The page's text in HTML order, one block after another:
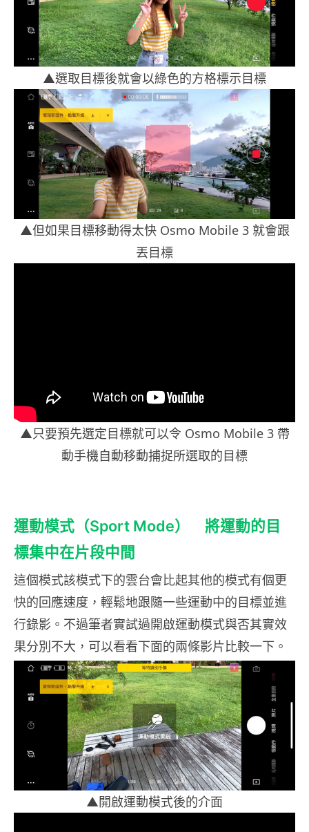
▲選取目標後就會以綠色的方格標示目標
▲但如果目標移動得太快 Osmo Mobile 3 就會跟
丟目標
▲只要預先選定目標就可以令 Osmo Mobile 3 帶
動手機自動移動捕捉所選取的目標
運動模式（Sport Mode） 將運動的目
標集中在片段中間
這個模式該模式下的雲台會比起其他的模式有個更
快的回應速度，輕鬆地跟隨一些運動中的目標並進
行錄影。不過筆者實試過開啟運動模式與否其實效
果分別不大，可以看看下面的兩條影片比較一下。
▲開啟運動模式後的介面